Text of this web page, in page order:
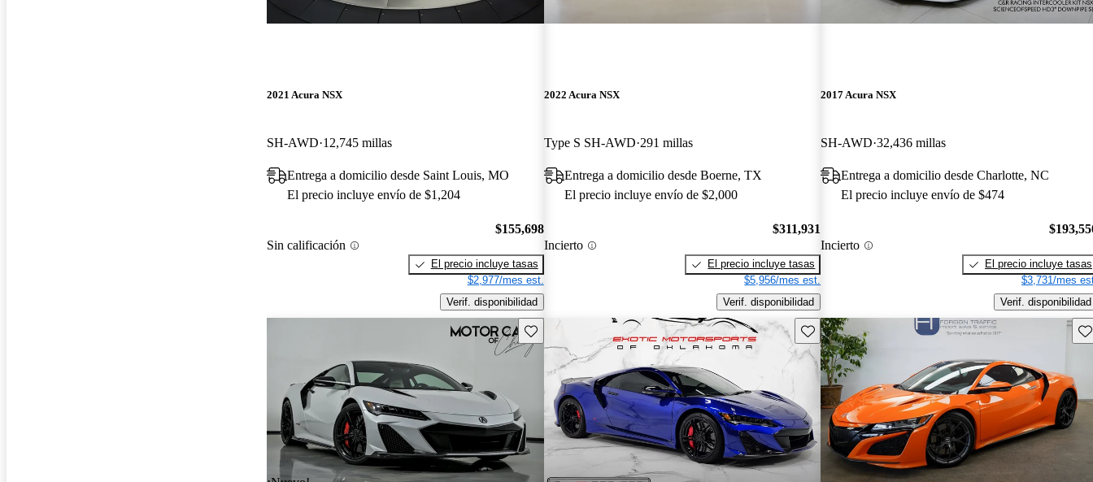
2021 Acura NSX
SH-AWD 12,745 millas
Entrega a domicilio desde Saint Louis, MO
El precio incluye envío de $1,204
Sin calificación
$155,698
El precio incluye tasas
$2,977/mes est.
Verif. disponibilidad
2022 Acura NSX
Type S SH-AWD 291 millas
Entrega a domicilio desde Boerne, TX
El precio incluye envío de $2,000
Incierto
$311,931
El precio incluye tasas
$5,956/mes est.
Verif. disponibilidad
2017 Acura NSX
SH-AWD 32,436 millas
Entrega a domicilio desde Charlotte, NC
El precio incluye envío de $474
Incierto
El precio incluye tasas
$3,731/mes
Verif. disponibilidad
Guarda este Aviso Guarda este Aviso